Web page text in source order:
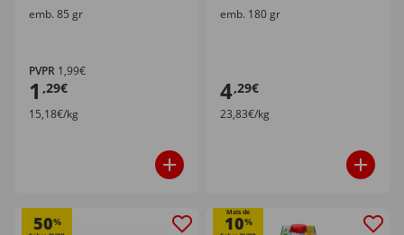
emb. 85 gr
PVPR 1,99€
1 ,29€
15,18€/kg
emb. 180 gr
4,29€
23,83€/kg
50%
Mais de
10%